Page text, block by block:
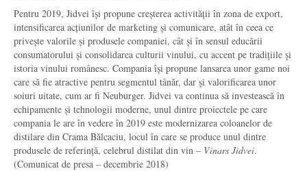
Pentru 2019, Jidvei își propune creșterea activității în zona de export,
intensificarea acțiunilor de marketing și comunicare, atât în ceea ce
privește valorile și produsele companiei, cât și în sensul educării
consumatorului și consolidarea culturii vinului, cu accent pe tradițiile și
istoria vinului românesc. Compania își propune lansarea unor game noi
care să fie atractive pentru segmentul tânăr, dar și valorificarea unor
soiuri uitate, cum ar fi Neuburger. Jidvei va continua să investească în
echipamente și tehnologii moderne, unul dintre proiectele pe care
compania le are în vedere în 2019 este modernizarea coloanelor de
distilare din Crama Bălcaciu, locul în care se produce unul dintre
produsele de referință, celebrul distilat din vin – Vinars Jidvei.
(Comunicat de presa – decembrie 2018)